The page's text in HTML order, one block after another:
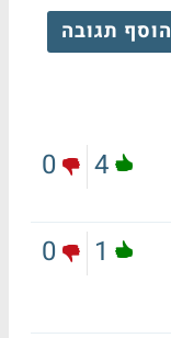
הוסף תגובה
4
0
1
0